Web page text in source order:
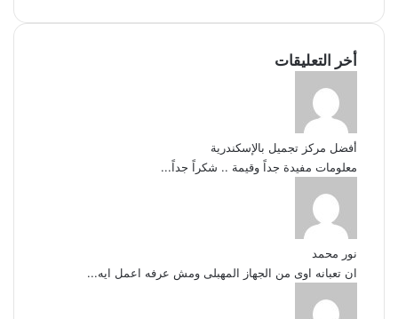
أخر التعليقات
أفضل مركز تجميل بالإسكندرية
معلومات مفيدة جداً وقيمة .. شكراً جداً...
نور محمد
ان تعبانه اوى من الجهاز المهبلى ومش عرفه اعمل ايه...